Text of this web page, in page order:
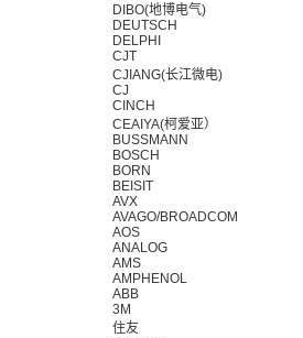
DIBO(地博电气)
DEUTSCH
DELPHI
CJT
CJIANG(长江微电)
CJ
CINCH
CEAIYA(柯爱亚）
BUSSMANN
BOSCH
BORN
BEISIT
AVX
AVAGO/BROADCOM
AOS
ANALOG
AMS
AMPHENOL
ABB
3M
住友